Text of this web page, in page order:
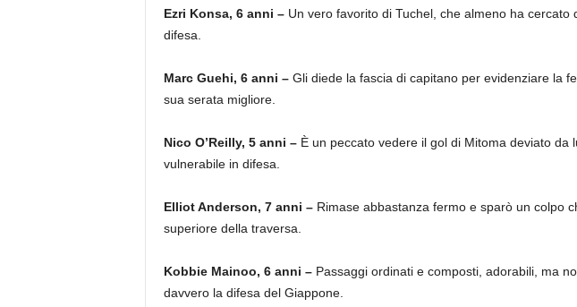
Ezri Konsa, 6 anni – Un vero favorito di Tuchel, che almeno ha cercato
difesa.
Marc Guehi, 6 anni – Gli diede la fascia di capitano per evidenziare la
sua serata migliore.
Nico O’Reilly, 5 anni –È un peccato vedere il gol di Mitoma deviato da
vulnerabile in difesa.
Elliot Anderson, 7 anni – Rimase abbastanza fermo e sparò un colpo
superiore della traversa.
Kobbie Mainoo, 6 anni –Passaggi ordinati e composti, adorabili, ma
davvero la difesa del Giappone.